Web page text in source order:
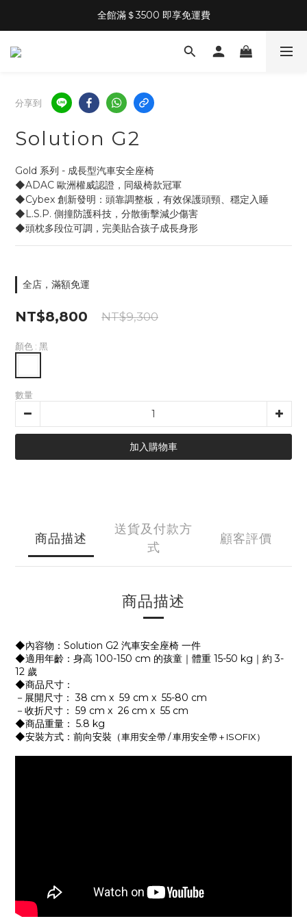
全館滿＄3500 即享免運費
分享到
Solution G2
Gold 系列 - 成長型汽車安全座椅
◆ADAC 歐洲權威認證，同級椅款冠軍
◆Cybex 創新發明：頭靠調整板，有效保護頭頸、穩定入睡
◆L.S.P. 側撞防護科技，分散衝擊減少傷害
◆頭枕多段位可調，完美貼合孩子成長身形
全店，滿額免運
NT$8,800 NT$9,300
顏色 : 黑
數量
加入購物車
商品描述
送貨及付款方
式
顧客評價
商品描述
◆內容物：Solution G2 汽車安全座椅 一件
◆適用年齡：身高 100-150 cm 的孩童｜體重 15-50 kg｜約 3-
12 歲
◆商品尺寸：
－展開尺寸： 38 cm x 59 cm x 55-80 cm
－收折尺寸： 59 cm x 26 cm x 55 cm
◆商品重量： 5.8 kg
◆安裝方式：前向安裝（車用安全帶 /車用安全帶＋ ISOFIX）